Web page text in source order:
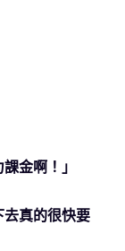
金啊！」
去真的很快要